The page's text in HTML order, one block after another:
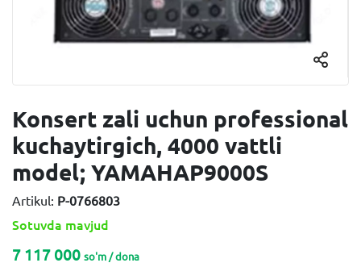
Konsert zali uchun professional
kuchaytirgich, 4000 vattli
model; YAMAHAP9000S
Artikul: P-0766803
Sotuvda mavjud
7 117 000 so'm / dona